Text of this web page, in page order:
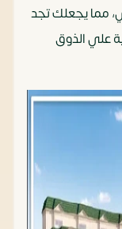
مما يجعلك تجد
علي الذوق